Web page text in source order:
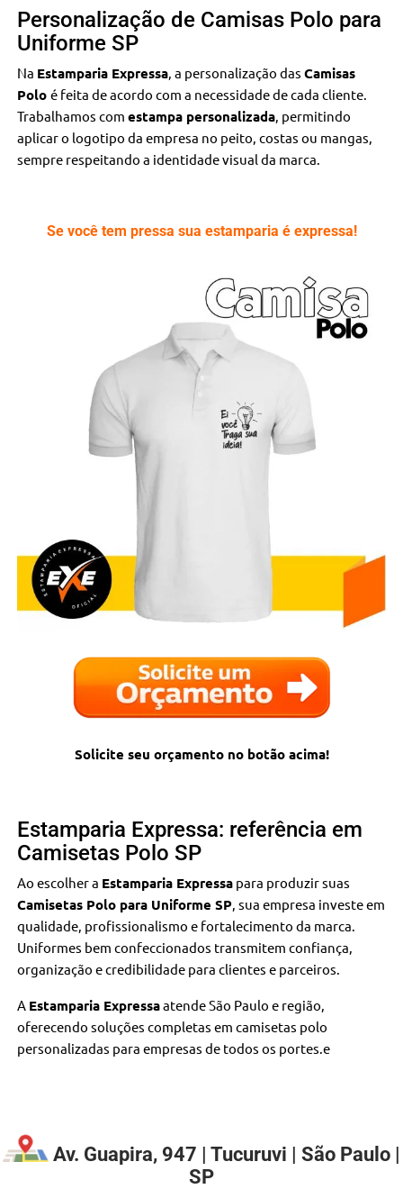
Personalização de Camisas Polo para
Uniforme SP
Na Estamparia Expressa, a personalização dasCamisas
Poloé feita de acordo com a necessidade de cada cliente.
Trabalhamos comestampa personalizada, permitindo
aplicar o logotipo da empresa no peito, costas ou mangas,
sempre respeitando a identidade visual da marca.
Se você tem pressa sua estamparia é expressa!
Solicite seu orçamento no botão acima!
Estamparia Expressa: referência em
Camisetas Polo SP
Ao escolher a Estamparia Expressa para produzir suas
Camisetas Polo para Uniforme SP, sua empresa investe em
qualidade, profissionalismo e fortalecimento da marca.
Uniformes bem confeccionados transmitem confiança,
organização e credibilidade para clientes e parceiros.
A Estamparia Expressaatende São Paulo e região,
oferecendo soluções completas em camisetas polo
personalizadas para empresas de todos os portes.e
Av. Guapira, 947 | Tucuruvi | São Paulo |
SP